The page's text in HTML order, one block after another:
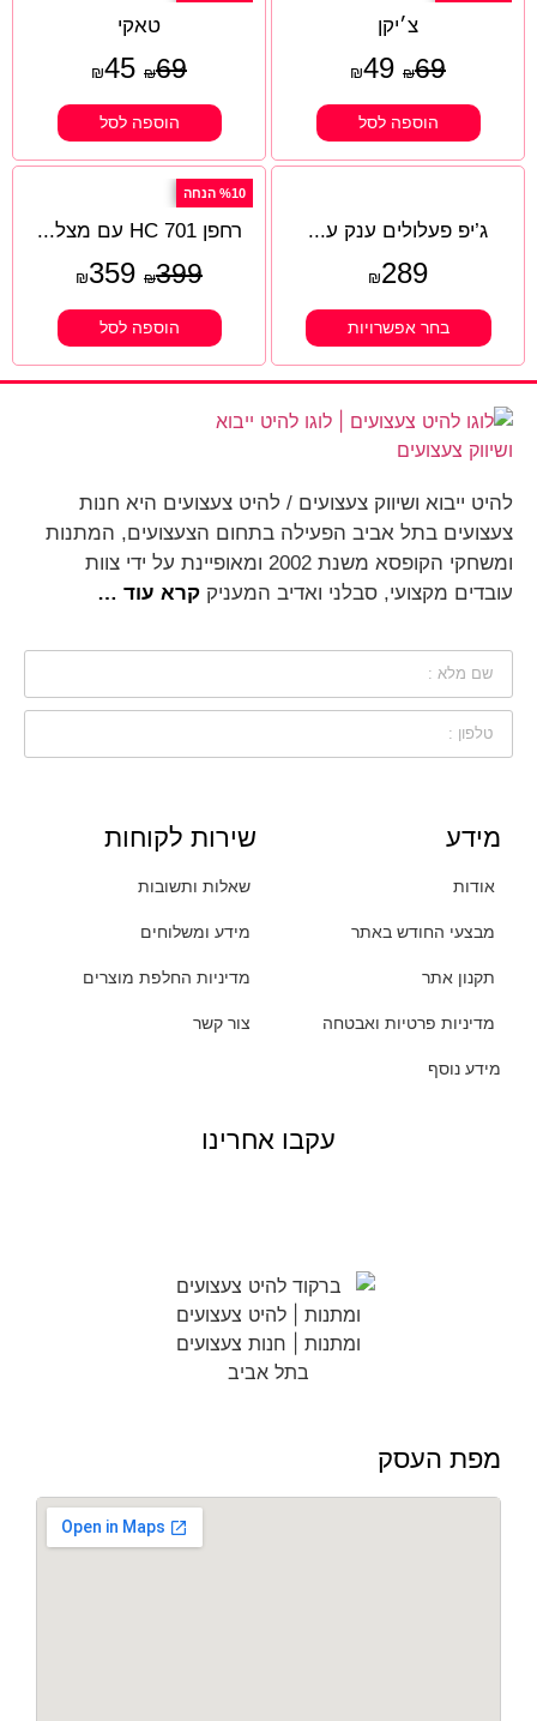
צ׳יקן
₪69
₪49
הוספה לסל
טאקי
₪69
₪45
הוספה לסל
ג’יפ פעלולים ענק ע...
₪289
בחר אפשרויות
%10 הנחה
רחפן HC 701 עם מצל...
₪399
₪359
הוספה לסל
להיט ייבוא ושיווק צעצועים / להיט צעצועים היא חנות
צעצועים בתל אביב הפעילה בתחום הצעצועים, המתנות
ומשחקי הקופסא משנת 2002 ומאופיינת על ידי צוות
עובדים מקצועי, סבלני ואדיב המעניק קרא עוד …
מידע
אודות
מבצעי החודש באתר
תקנון אתר
מדיניות פרטיות ואבטחה
מידע נוסף
שירות לקוחות
שאלות ותשובות
מידע ומשלוחים
מדיניות החלפת מוצרים
צור קשר
עקבו אחרינו
מפת העסק